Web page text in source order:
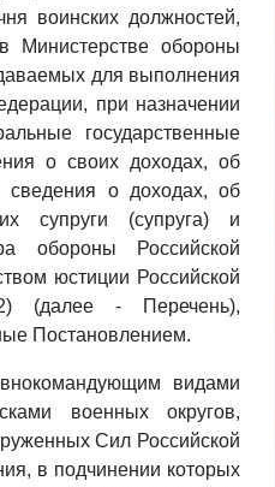
воинских должностей,
Министерстве обороны
для выполнения
при назначении
государственные
о своих доходах, об
сведения о доходах, об
супруги (супруга) и
обороны Российской
юстиции Российской
(далее - Перечень),
Постановлением.
видами
военных округов,
Сил Российской
в подчинении которых